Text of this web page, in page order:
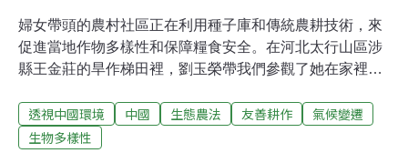
婦女帶頭的農村社區正在利用種子庫和傳統農耕技術，來
促進當地作物多樣性和保障糧食安全。在河北太行山區涉
縣王金莊的旱作梯田裡，劉玉榮帶我們參觀了她在家裡梯
珍，還打趣地分享起當地和豆子相關的諺語。因氣候條件
限制，當地沒有足夠的飼料養殖牲畜，豆類便成為了人們
透視中國環境 中國 生態農法 友善耕作
氣候變遷
生物多樣性